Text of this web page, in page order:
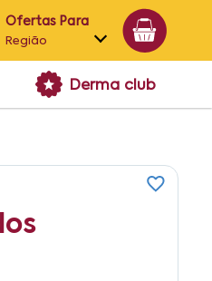
Ofertas Para
Região
Alagoas
Derma club